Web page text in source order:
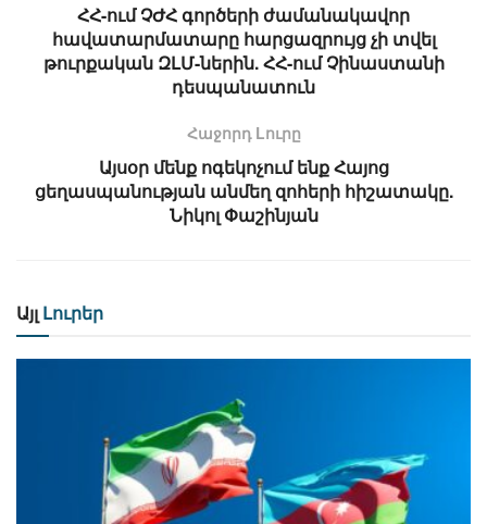
ՀՀ-ում ՉԺՀ գործերի ժամանակավոր
հավատարմատարը հարցազրույց չի տվել
թուրքական ԶԼՄ-ներին. ՀՀ-ում Չինաստանի
դեսպանատուն
Հաջորդ Lուրը
Այսօր մենք ոգեկոչում ենք Հայոց
ցեղասպանության անմեղ զոհերի հիշատակը.
Նիկոլ Փաշինյան
Այլ Լուրեր